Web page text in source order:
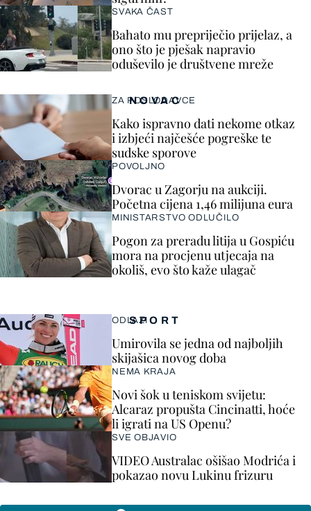
SVAKA ČAST
Bahato mu prepriječio prijelaz, a
ono što je pješak napravio
oduševilo je društvene mreže
SPORT
ODLAZI
Umirovila se jedna od najboljih
skijašica novog doba
NEMA KRAJA
Novi šok u teniskom svijetu:
Alcaraz propušta Cincinatti, hoće
li igrati na US Openu?
SVE OBJAVIO
VIDEO Australac ošišao Modrića i
pokazao novu Lukinu frizuru
NOVAC
ZA POSLODAVCE
Kako ispravno dati nekome otkaz
i izbjeći najčešće pogreške te
sudske sporove
POVOLJNO
Dvorac u Zagorju na aukciji.
Početna cijena 1,46 milijuna eura
MINISTARSTVO ODLUČILO
Pogon za preradu litija u Gospiću
mora na procjenu utjecaja na
okoliš, evo što kaže ulagač